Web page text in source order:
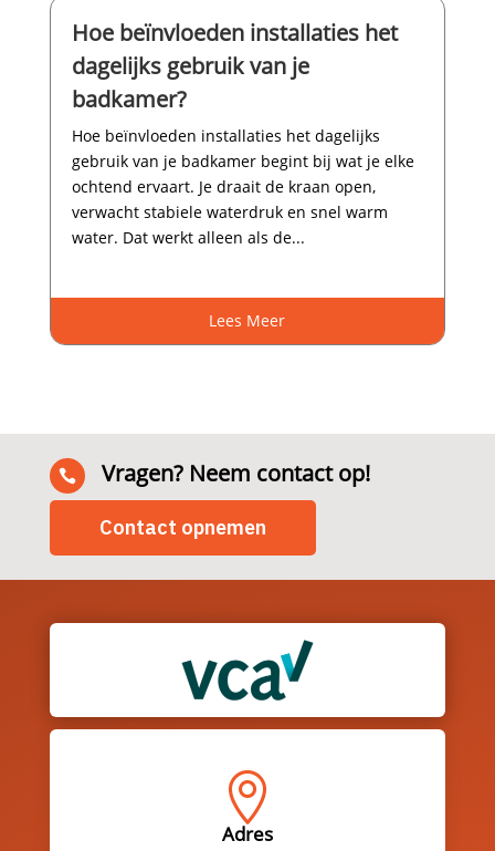
Hoe beïnvloeden installaties het
dagelijks gebruik van je
badkamer?
Hoe beïnvloeden installaties het dagelijks
gebruik van je badkamer begint bij wat je elke
ochtend ervaart.​ Je draait de kraan open,
verwacht stabiele waterdruk en snel warm
water.​ Dat werkt alleen als de...
Lees Meer
 Vragen? Neem contact op!
Contact opnemen

Adres